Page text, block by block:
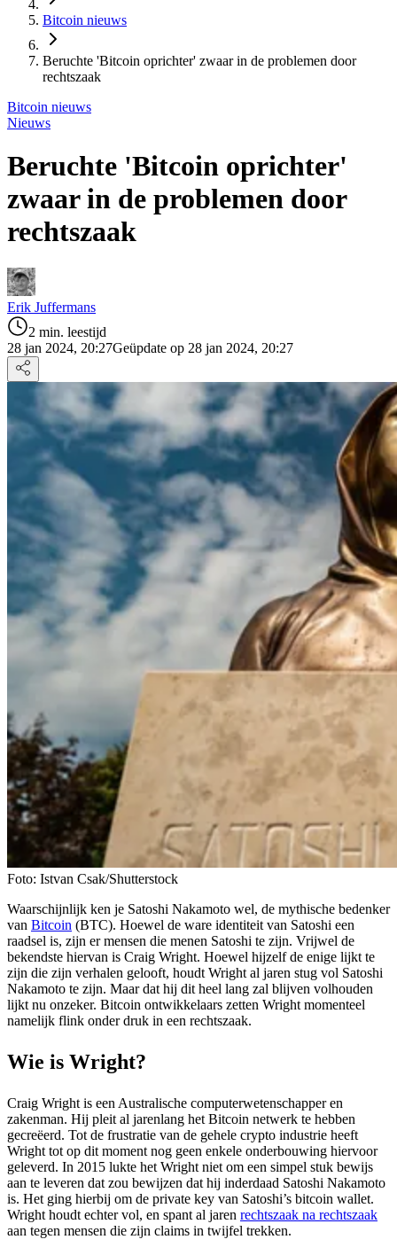
Bitcoin nieuws
Beruchte 'Bitcoin oprichter' zwaar in de problemen door
rechtszaak
Bitcoin nieuws
Nieuws
Beruchte 'Bitcoin oprichter'
zwaar in de problemen door
rechtszaak
Erik Juffermans
2 min. leestijd
28 jan 2024, 20:27Geüpdate op 28 jan 2024, 20:27
Foto: Istvan Csak/Shutterstock
Waarschijnlijk ken je Satoshi Nakamoto wel, de mythische bedenker
van Bitcoin (BTC). Hoewel de ware identiteit van Satoshi een
raadsel is, zijn er mensen die menen Satoshi te zijn. Vrijwel de
bekendste hiervan is Craig Wright. Hoewel hijzelf de enige lijkt te
zijn die zijn verhalen gelooft, houdt Wright al jaren stug vol Satoshi
Nakamoto te zijn. Maar dat hij dit heel lang zal blijven volhouden
lijkt nu onzeker. Bitcoin ontwikkelaars zetten Wright momenteel
namelijk flink onder druk in een rechtszaak.
Wie is Wright?
Craig Wright is een Australische computerwetenschapper en
zakenman. Hij pleit al jarenlang het Bitcoin netwerk te hebben
gecreëerd. Tot de frustratie van de gehele crypto industrie heeft
Wright tot op dit moment nog geen enkele onderbouwing hiervoor
geleverd. In 2015 lukte het Wright niet om een simpel stuk bewijs
aan te leveren dat zou bewijzen dat hij inderdaad Satoshi Nakamoto
is. Het ging hierbij om de private key van Satoshi’s bitcoin wallet.
Wright houdt echter vol, en spant al jaren rechtszaak na rechtszaak
aan tegen mensen die zijn claims in twijfel trekken.